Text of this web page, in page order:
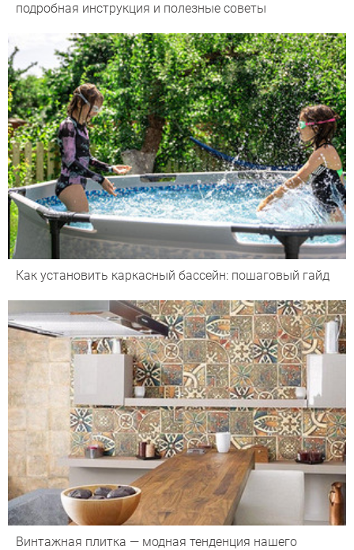
подробная инструкция и полезные советы
Как установить каркасный бассейн: пошаговый гайд
Винтажная плитка — модная тенденция нашего